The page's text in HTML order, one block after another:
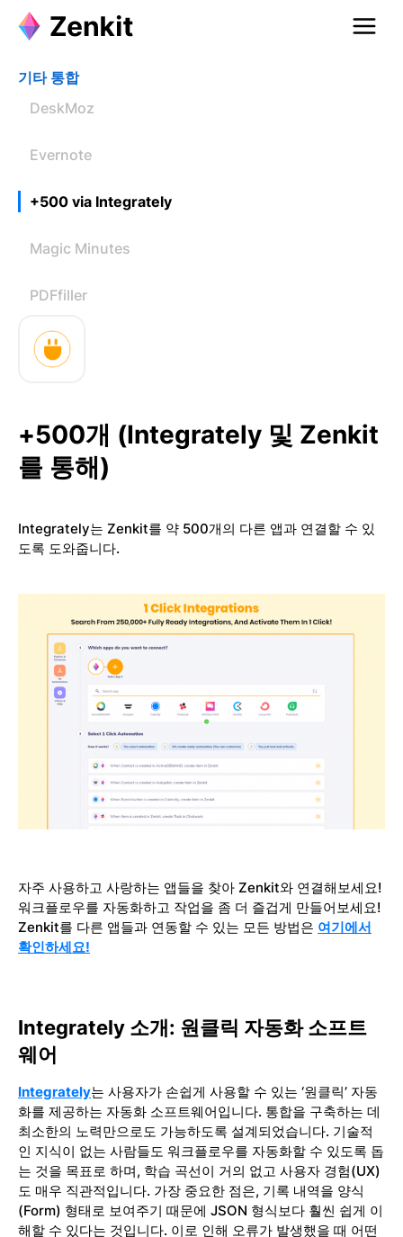
기타 통합
DeskMoz
Evernote
+500 via Integrately
Magic Minutes
PDFfiller
+500개 (Integrately 및 Zenkit
를 통해)
Integrately는 Zenkit를 약 500개의 다른 앱과 연결할 수 있
도록 도와줍니다.
자주 사용하고 사랑하는 앱들을 찾아 Zenkit와 연결해보세요!
워크플로우를 자동화하고 작업을 좀 더 즐겁게 만들어보세요!
Zenkit를 다른 앱들과 연동할 수 있는 모든 방법은 여기에서
확인하세요!
Integrately 소개: 원클릭 자동화 소프트
웨어
Integrately는 사용자가 손쉽게 사용할 수 있는 ‘원클릭’ 자동
화를 제공하는 자동화 소프트웨어입니다. 통합을 구축하는 데
최소한의 노력만으로도 가능하도록 설계되었습니다. 기술적
인 지식이 없는 사람들도 워크플로우를 자동화할 수 있도록 돕
는 것을 목표로 하며, 학습 곡선이 거의 없고 사용자 경험(UX)
도 매우 직관적입니다. 가장 중요한 점은, 기록 내역을 양식
(Form) 형태로 보여주기 때문에 JSON 형식보다 훨씬 쉽게 이
해할 수 있다는 것입니다. 이로 인해 오류가 발생했을 때 어떤